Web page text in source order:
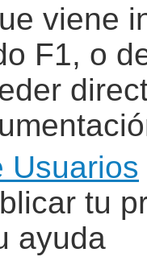
viene
F1, o
Usuarios
tu
ayuda